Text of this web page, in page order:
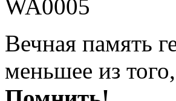
Вечная память
меньшее из